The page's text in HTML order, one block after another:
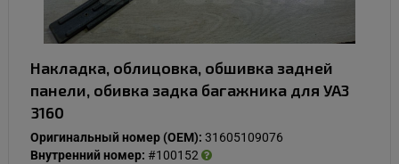
Накладка, облицовка, обшивка задней
панели, обивка задка багажника для УАЗ
3160
Оригинальный номер (OEM): 31605109076
Внутренний номер: #100152